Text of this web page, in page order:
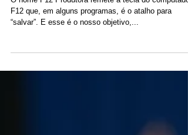
Sobre nós
O nome F12 Produtora remete à tecla do computador